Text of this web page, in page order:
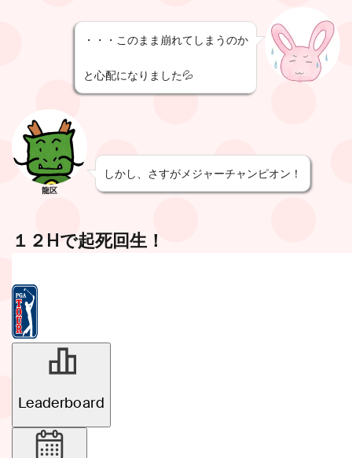
・・・このまま崩れてしまうのか
と心配になりました💦
龍区
しかし、さすがメジャーチャンピオン！
１２Hで起死回生！